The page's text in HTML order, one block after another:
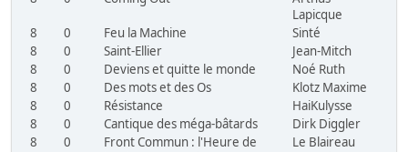
Lapicque
8
0 Feu la Machine
Sinté
8
0 Saint-Ellier
Jean-Mitch
8
0 Deviens et quitte le monde
Noé Ruth
8
0 Des mots et des Os
Klotz Maxime
8
0 Résistance
HaiKulysse
8
0 Cantique des méga-bâtards
Dirk Diggler
8
0
Front Commun : l'Heure de
Le Blaireau